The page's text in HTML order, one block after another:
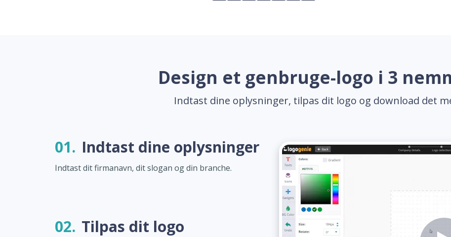
Design et genbruge-logo i 3
Indtast dine oplysninger, tilpas dit logo og download det
01. Indtast dine oplysninger
Indtast dit firmanavn, dit slogan og din branche.
02. Tilpas dit logo